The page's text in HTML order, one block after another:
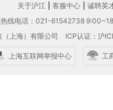
关于沪江 客服中心
诚聘英
线电话：021-61542738
（上海）有限公司 ICP认证：沪
上海互联网举报中心 工